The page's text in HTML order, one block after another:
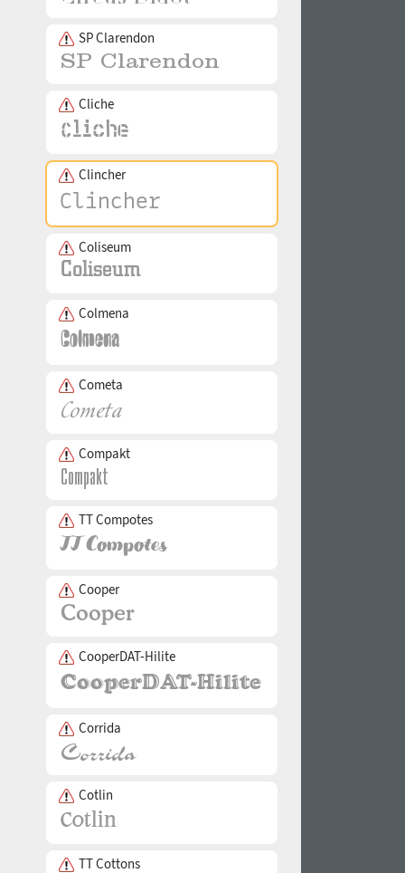
SP Clarendon
Cliche
Clincher
Coliseum
Colmena
Cometa
Compakt
TT Compotes
Cooper
CooperDAT-Hilite
Corrida
Cotlin
TT Cottons